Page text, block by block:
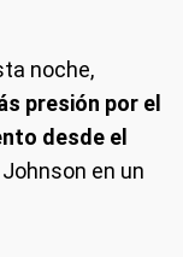
noche,
presión por el
desde el
en un